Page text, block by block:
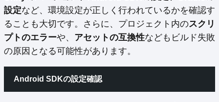
設定など、環境設定が正しく行われているかを確認す
ることも大切です。さらに、プロジェクト内のスクリ
プトのエラーや、 アセットの互換性などもビルド失敗
の原因となる可能性があります。
Android SDKの設定確認